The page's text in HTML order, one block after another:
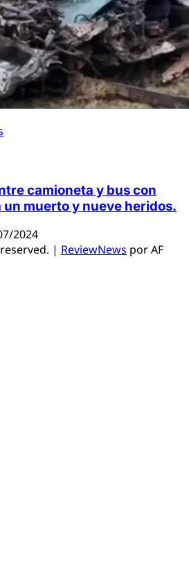
camioneta y bus con
muerto y nueve heridos.
2024
| ReviewNews por AF